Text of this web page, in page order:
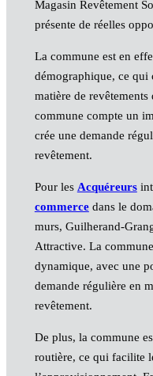
Magasin Revêtement
présente de réelles
La commune est en
démographique, ce qui
matière de
commune compte un
crée une demande
revêtement.
Pour les Acquéreurs
commercedans le
murs, Guilherand-
Attractive. La
dynamique, avec une
demande régulière en
revêtement.
De plus, la commune
routière, ce qui facilite